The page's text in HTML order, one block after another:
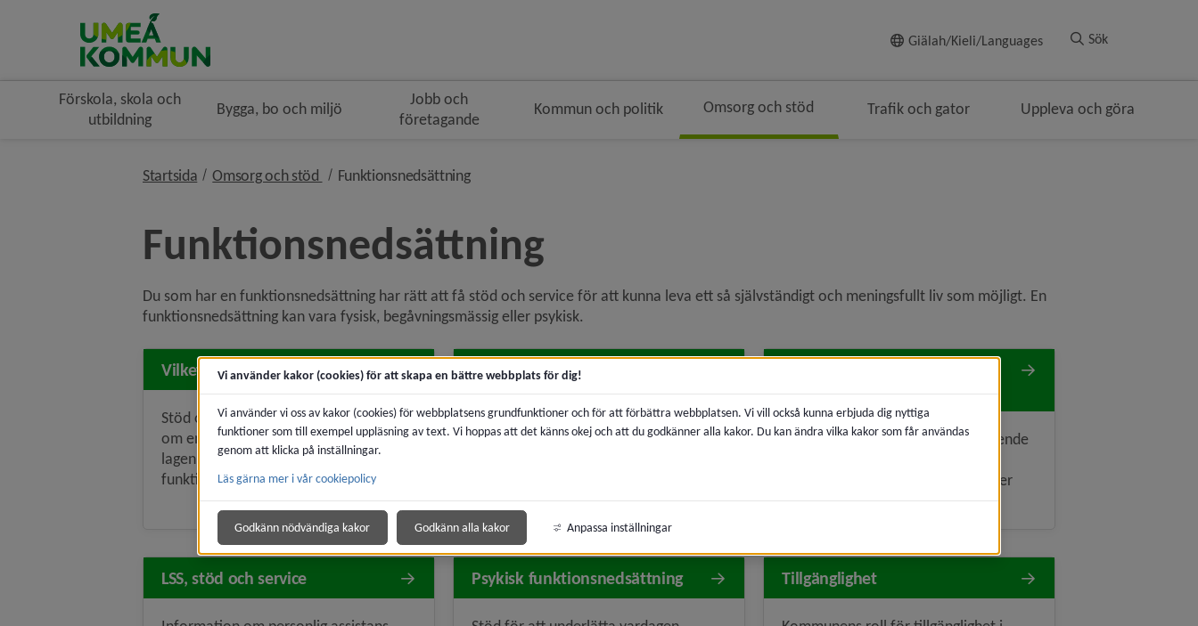
Giälah/Kieli/Languages Sök
Förskola, skola och
utbildning
Bygga, bo och miljö
Jobb och
företagande
Kommun och politik Omsorg och stöd Trafik och gator Uppleva och göra
Startsida Omsorg och stöd nivå i brödsmulenavigeringen
Funktionsnedsättningnivå i brödsmulenavigeringen
Funktionsnedsättning
Du som har en funktionsnedsättning har rätt att få stöd och service för att kunna leva ett så självständigt och meningsfullt liv som möjligt. En
funktionsnedsättning kan vara fysisk, begåvningsmässig eller psykisk.
Vilket stöd kan man få?
Stöd och bistånd som du kan ansöka
om enligt Socialtjänstlagen (SoL) och
lagen om stöd och service för vissa
funktionshindrade (LSS).
Fritidsaktiviteter och
mötesplatser
Fritidsaktiviteter och insatser för dig
funktionsnedsättning
Stöd till dig som hjälper en närstående
funktionshindrad, har missbruk eller
psykisk ohälsa.
LSS, stöd och service Psykisk funktionsnedsättning Tillgänglighet
Vi använder kakor (cookies) för att skapa en bättre webbplats för dig!
Vi använder vi oss av kakor (cookies) för webbplatsens grundfunktioner och för att förbättra webbplatsen. Vi vill också kunna erbjuda dig nyttiga
funktioner som till exempel uppläsning av text. Vi hoppas att det känns okej och att du godkänner alla kakor. Du kan ändra vilka kakor som får användas
genom att klicka på inställningar.
Läs gärna mer i vår cookiepolicy
Godkänn nödvändiga kakor Godkänn alla kakor Anpassa inställningar